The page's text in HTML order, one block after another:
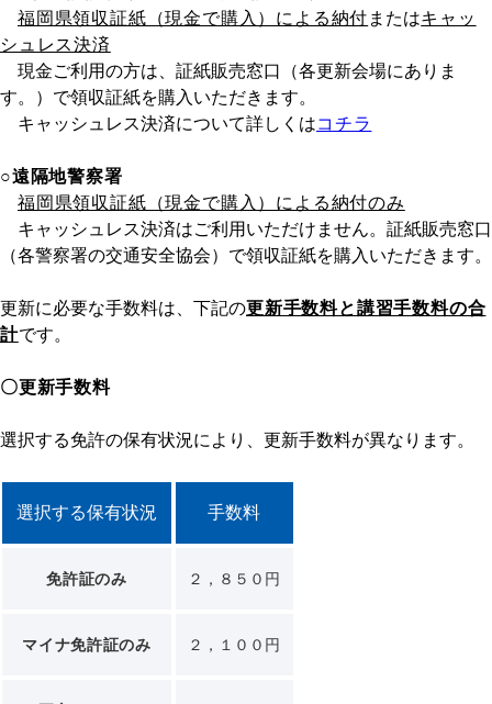
福岡県領収証紙（現金で購入）による納付 またはキャッ
シュレス決済
現金ご利用の方は、証紙販売窓口（各更新会場にありま
す。）で領収証紙を購入いただきます。
キャッシュレス決済について詳しくはコチラ
○遠隔地警察署
福岡県領収証紙（現金で購入）による納付のみ
キャッシュレス決済はご利用いただけません。証紙販売窓口
（各警察署の交通安全協会）で領収証紙を購入いただきます。
更新に必要な手数料は、下記の更新手数料と講習手数料の合
計です。
〇更新手数料
選択する免許の保有状況により、更新手数料が異なります。
選択する保有状況 手数料
免許証のみ ２，８５０円
マイナ免許証のみ ２，１００円